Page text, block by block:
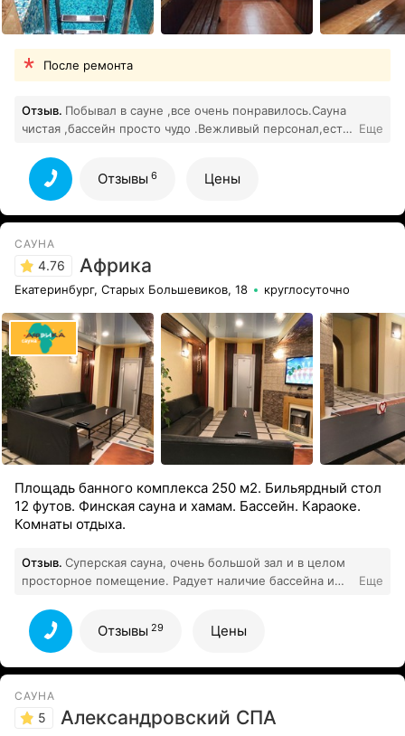
После ремонта
Отзыв. Побывал в сауне ,все очень понравилось.Сауна
чистая ,бассейн просто чудо .Вежливый персонал,есть
Еще
Отзывы 6 Цены
САУНА
4.76 Африка
Екатеринбург, Старых Большевиков, 18 круглосуточно
Площадь банного комплекса 250 м2. Бильярдный стол
12 футов. Финская сауна и хамам. Бассейн. Караоке.
Комнаты отдыха.
Отзыв. Суперская сауна, очень большой зал и в целом
просторное помещение. Радует наличие бассейна и
рекомендую Цены также демократичные, персонал
очень дружелюбныйВсе отзывы 29
Еще
Отзывы 29 Цены
САУНА
5 Александровский СПА